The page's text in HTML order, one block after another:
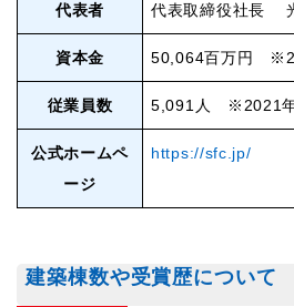
代表者 代表取締役社長
資本金 50,064百万円
従業員数 5,091人 ※2021
公式ホームペ
ージ
https://sfc.jp/
建築棟数や受賞歴について